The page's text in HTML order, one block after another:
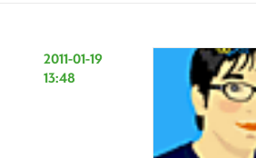
2011-01-19
13:48